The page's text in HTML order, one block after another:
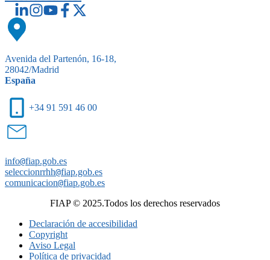
Avenida del Partenón, 16-18,
28042/Madrid
España
+34 91 591 46 00
info@fiap.gob.es
seleccionrrhh@fiap.gob.es
comunicacion@fiap.gob.es
FIAP © 2025.Todos los derechos reservados
Declaración de accesibilidad
Copyright
Aviso Legal
Política de privacidad